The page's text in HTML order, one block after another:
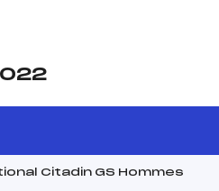
Citadin GS Hommes